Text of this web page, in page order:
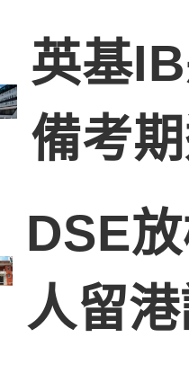
英基
備考
DSE
人留